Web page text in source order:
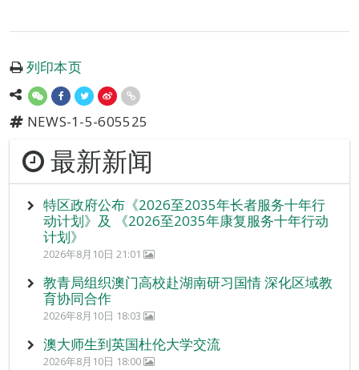
列印本页
NEWS-1-5-605525
最新新闻
特区政府公布《2026至2035年长者服务十年行
动计划》及 《2026至2035年康复服务十年行动
计划》
2026年8月10日 21:01
教青局组织澳门高校赴湖南研习国情 深化区域教
育协同合作
2026年8月10日 18:03
澳大师生到英国杜伦大学交流
2026年8月10日 18:00